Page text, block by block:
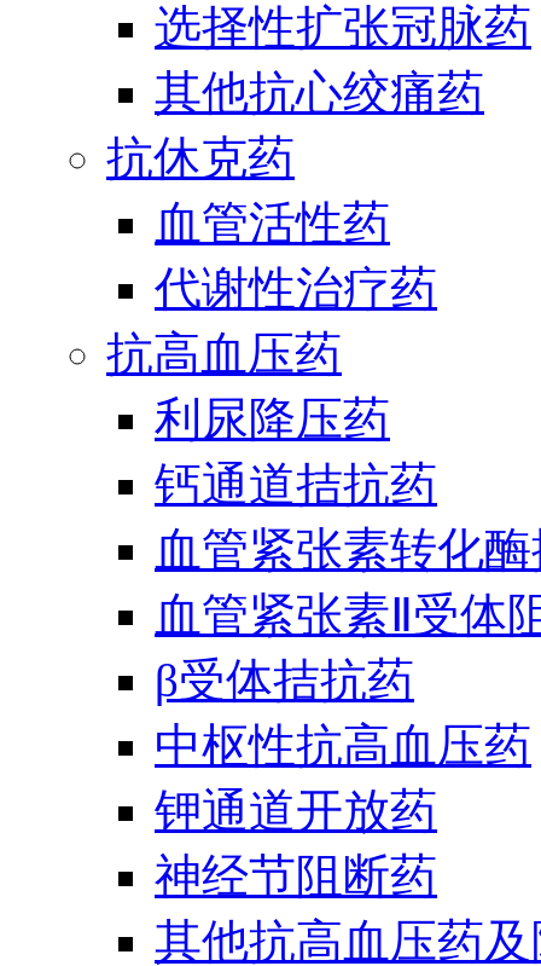
选择性扩张冠脉药
其他抗心绞痛药
抗休克药
血管活性药
代谢性治疗药
抗高血压药
利尿降压药
钙通道拮抗药
血管紧张素转化
血管紧张素Ⅱ受体
β受体拮抗药
中枢性抗高血压药
钾通道开放药
神经节阻断药
其他抗高血压药